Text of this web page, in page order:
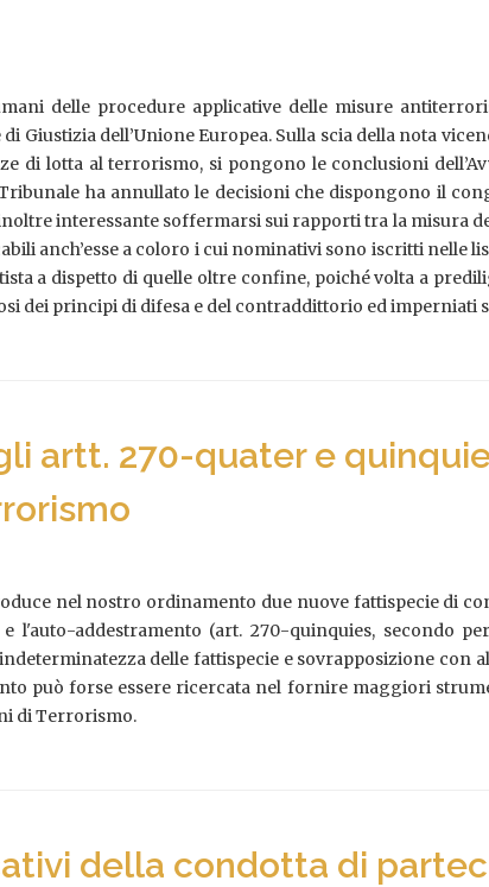
delle procedure applicative delle misure
Giustizia dell’Unione Europea. Sulla scia della nota
di lotta al terrorismo, si pongono le conclusioni
ha annullato le decisioni che dispongono il
interessante soffermarsi sui rapporti tra la misura
anch’esse a coloro i cui nominativi sono iscritti nelle
a dispetto di quelle oltre confine, poiché volta a
dei principi di difesa e del contraddittorio ed
artt. 270-quater e
nel nostro ordinamento due nuove fattispecie di
e l'auto-addestramento (art. 270-quinquies, secondo
delle fattispecie e sovrapposizione con
può forse essere ricercata nel fornire maggiori
di Terrorismo.
della condotta di